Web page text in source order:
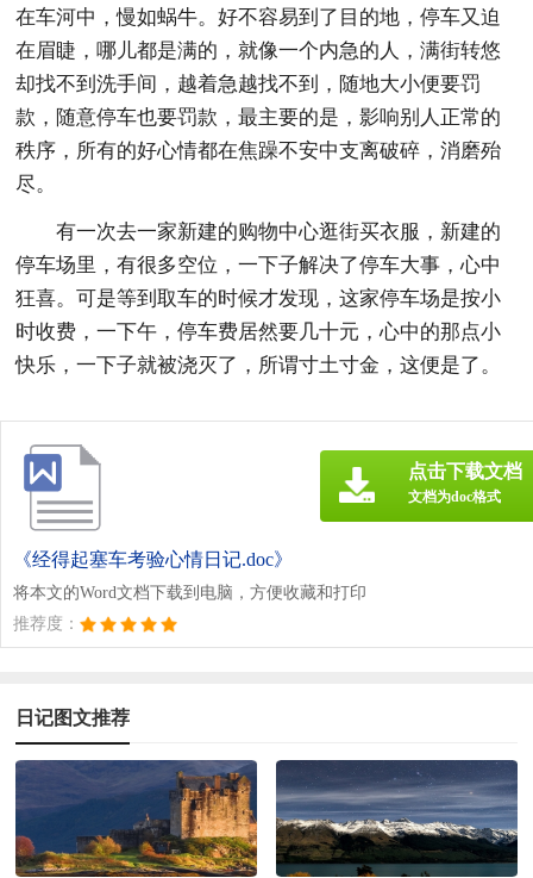
在车河中，慢如蜗牛。好不容易到了目的地，停车又迫
在眉睫，哪儿都是满的，就像一个内急的人，满街转悠
却找不到洗手间，越着急越找不到，随地大小便要罚
款，随意停车也要罚款，最主要的是，影响别人正常的
秩序，所有的好心情都在焦躁不安中支离破碎，消磨殆
尽。
有一次去一家新建的购物中心逛街买衣服，新建的
停车场里，有很多空位，一下子解决了停车大事，心中
狂喜。可是等到取车的时候才发现，这家停车场是按小
时收费，一下午，停车费居然要几十元，心中的那点小
快乐，一下子就被浇灭了，所谓寸土寸金，这便是了。
《经得起塞车考验心情日记.doc》
将本文的Word文档下载到电脑，方便收藏和打印
推荐度：
点击下载文档
文档为doc格式
日记图文推荐